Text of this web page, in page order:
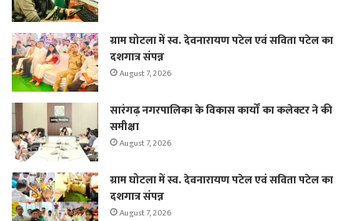
ग्राम घोटला में स्व. देवनारायण पटेल एवं सविता पटेल का
दशगात्र संपन्न
August 7, 2026
सारंगढ़ नगरपालिका के विकास कार्यों का कलेक्टर ने की
समीक्षा
August 7, 2026
ग्राम घोटला में स्व. देवनारायण पटेल एवं सविता पटेल का
दशगात्र संपन्न
August 7, 2026